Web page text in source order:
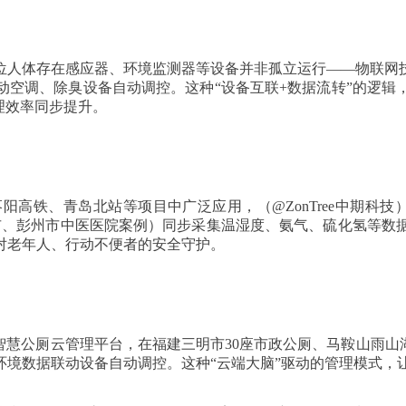
体存在感应器、环境监测器等设备并非孤立运行——物联
调、除臭设备自动调控。这种“设备互联+数据流转”的逻
率同步提升。
高铁、青岛北站等项目中广泛应用，（@ZonTree中期科
彭州市中医医院案例）同步采集温湿度、氨气、硫化氢等
年人、行动不便者的安全守护。
公厕云管理平台，在福建三明市30座市政公厕、马鞍山雨
数据联动设备自动调控。这种“云端大脑”驱动的管理模式，